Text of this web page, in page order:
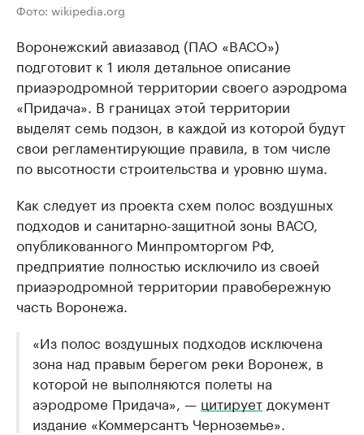
Фото: wikipedia.org
Воронежский авиазавод (ПАО «ВАСО»)
подготовит к 1 июля детальное описание
приаэродромной территории своего аэродрома
«Придача». В границах этой территории
выделят семь подзон, в каждой из которой будут
свои регламентирующие правила, в том числе
по высотности строительства и уровню шума.
Как следует из проекта схем полос воздушных
подходов и санитарно-защитной зоны ВАСО,
опубликованного Минпромторгом РФ,
предприятие полностью исключило из своей
приаэродромной территории правобережную
часть Воронежа.
«Из полос воздушных подходов исключена
зона над правым берегом реки Воронеж, в
которой не выполняются полеты на
аэродроме Придача», — цитирует документ
издание «Коммерсантъ Черноземье».